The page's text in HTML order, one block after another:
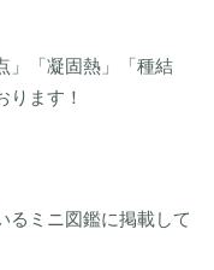
」「凝固熱」「種結
ます！
るミニ図鑑に掲載して